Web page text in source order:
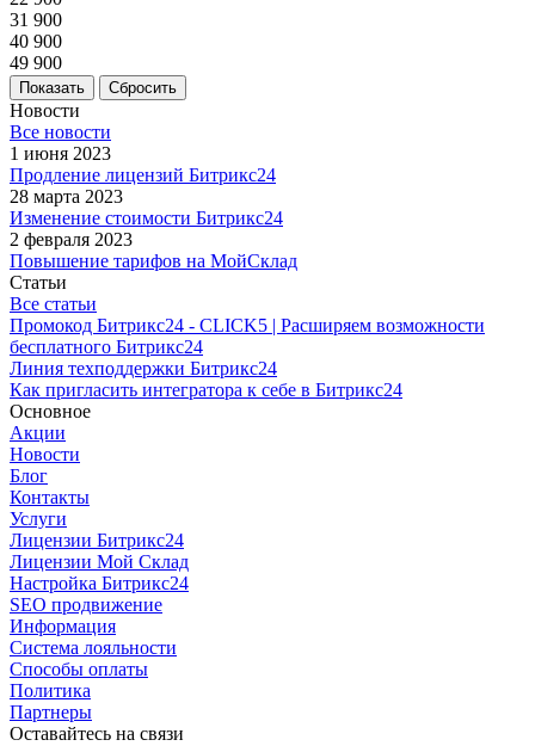
31 900
40 900
49 900
Сбросить
Новости
Все новости
1 июня 2023
Продление лицензий Битрикс24
28 марта 2023
Изменение стоимости Битрикс24
2 февраля 2023
Повышение тарифов на МойСклад
Статьи
Все статьи
Промокод Битрикс24 - CLICK5 | Расширяем возможности
бесплатного Битрикс24
Линия техподдержки Битрикс24
Как пригласить интегратора к себе в Битрикс24
Основное
Акции
Новости
Блог
Контакты
Услуги
Лицензии Битрикс24
Лицензии Мой Склад
Настройка Битрикс24
SEO продвижение
Информация
Система лояльности
Способы оплаты
Политика
Партнеры
Оставайтесь на связи